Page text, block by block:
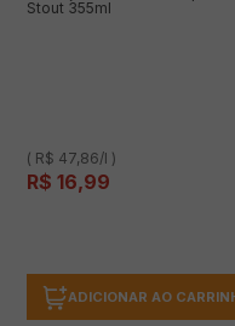
Stout 355ml
( R$ 47,86/l )
R$ 16,99
ADICIONAR AO